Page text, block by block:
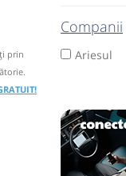
Companii
Ariesul
prin